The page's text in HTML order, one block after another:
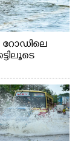
റോഡിലെ